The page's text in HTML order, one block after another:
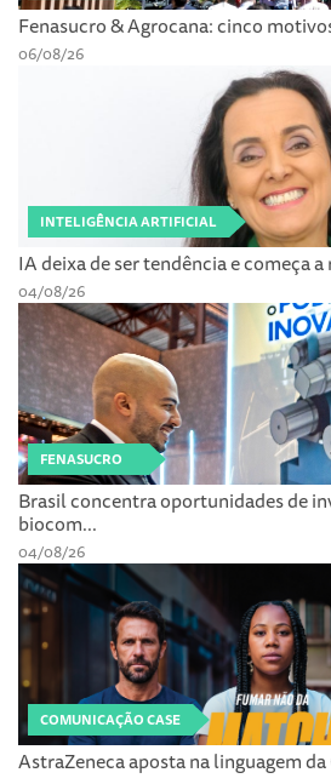
Fenasucro & Agrocana: cinco
06/08/26
INTELIGÊNCIA ARTIFICIAL
IA deixa de ser tendência e começa
04/08/26
FENASUCRO
Brasil concentra oportunidades de
biocom...
04/08/26
COMUNICAÇÃO CASE
AstraZeneca aposta na linguagem